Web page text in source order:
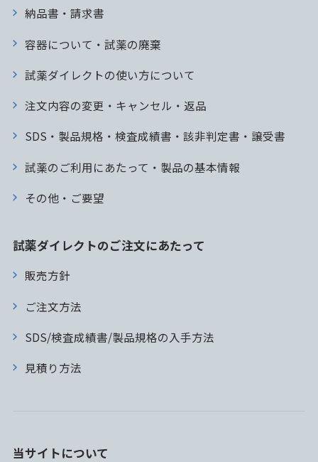
納品書・請求書
容器について・試薬の廃棄
試薬ダイレクトの使い方について
注文内容の変更・キャンセル・返品
SDS・製品規格・検査成績書・該非判定書・譲受書
試薬のご利用にあたって・製品の基本情報
その他・ご要望
試薬ダイレクトのご注文にあたって
販売方針
ご注文方法
SDS/検査成績書/製品規格の入手方法
見積り方法
当サイトについて